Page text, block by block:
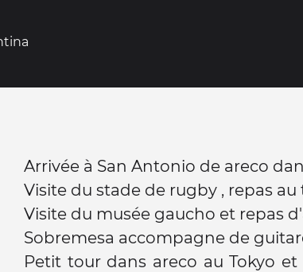
Arrivée à San Antonio de areco
Visite du stade de rugby , repas au
Visite du musée gaucho et repas
Sobremesa accompagne de
Petit tour dans areco au Tokyo